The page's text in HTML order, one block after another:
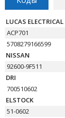
LUCAS ELECTRICAL
ACP701
5708279166599
NISSAN
92600-9F511
DRI
700510602
ELSTOCK
51-0602